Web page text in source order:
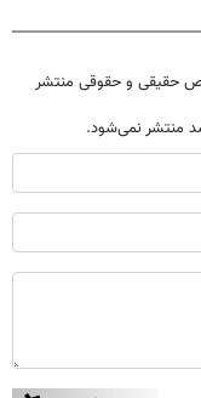
حقیقی و حقوقی منتشر
منتشر نمی‌شود.